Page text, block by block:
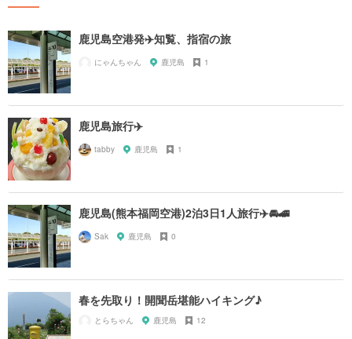
鹿児島空港発✈️知覧、指宿の旅
にゃんちゃん 鹿児島 1
鹿児島旅行✈️
tabby 鹿児島 1
鹿児島(熊本福岡空港)2泊3日1人旅行✈️🚘🚄
Sak 鹿児島 0
春を先取り！開聞岳堪能ハイキング♪
とらちゃん 鹿児島 12